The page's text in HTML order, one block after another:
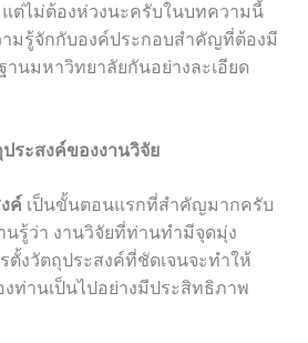
ต่ไม่ต้องห่วงนะครับในบทความนี้
มรู้จักกับองค์ประกอบสำคัญที่ต้องมี
านมหาวิทยาลัยกันอย่างละเอียด
ระสงค์ของงานวิจัย
ค์ เป็นขั้นตอนแรกที่สำคัญมากครับ
นรู้ว่า งานวิจัยที่ท่านทำมีจุดมุ่ง
ตั้งวัตถุประสงค์ที่ชัดเจนจะทำให้
งท่านเป็นไปอย่างมีประสิทธิภาพ